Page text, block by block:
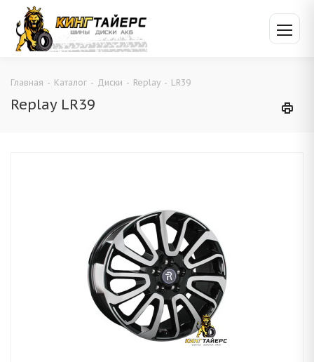
Главная - Каталог - Диски - Replay - LR39
Replay LR39